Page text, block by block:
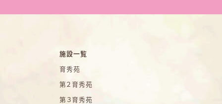
施設一覧
育秀苑
第２育秀苑
第３育秀苑